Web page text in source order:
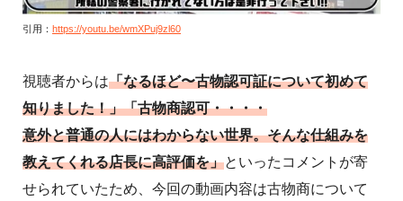
引用： https://youtu.be/wmXPuj9zl60
視聴者からは「なるほど〜古物認可証について初めて
知りました！」「古物商認可・・・・
意外と普通の人にはわからない世界。そんな仕組みを
教えてくれる店長に高評価を」といったコメントが寄
せられていたため、今回の動画内容は古物商について